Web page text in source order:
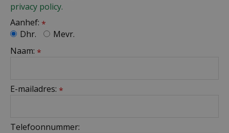
privacy policy.
Aanhef: *
Dhr.
Mevr.
Naam: *
E-mailadres: *
Telefoonnummer: